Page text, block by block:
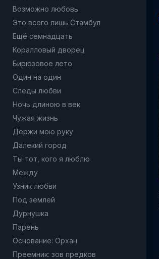
Возможно любовь
Это всего лишь Стамбул
Ещё семнадцать
Коралловый дворец
Бирюзовое лето
Один на один
Следы любви
Ночь длиною в век
Чужая жизнь
Держи мою руку
Далекий город
Ты тот, кого я люблю
Между
Узник любви
Под землей
Дурнушка
Парень
Основание: Орхан
Преемник: зов предков